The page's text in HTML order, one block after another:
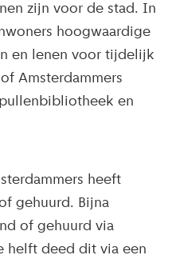
zijn voor de stad. In
hoogwaardige
en lenen voor tijdelijk
Amsterdammers
en
heeft
gehuurd. Bijna
of gehuurd via
helft deed dit via een